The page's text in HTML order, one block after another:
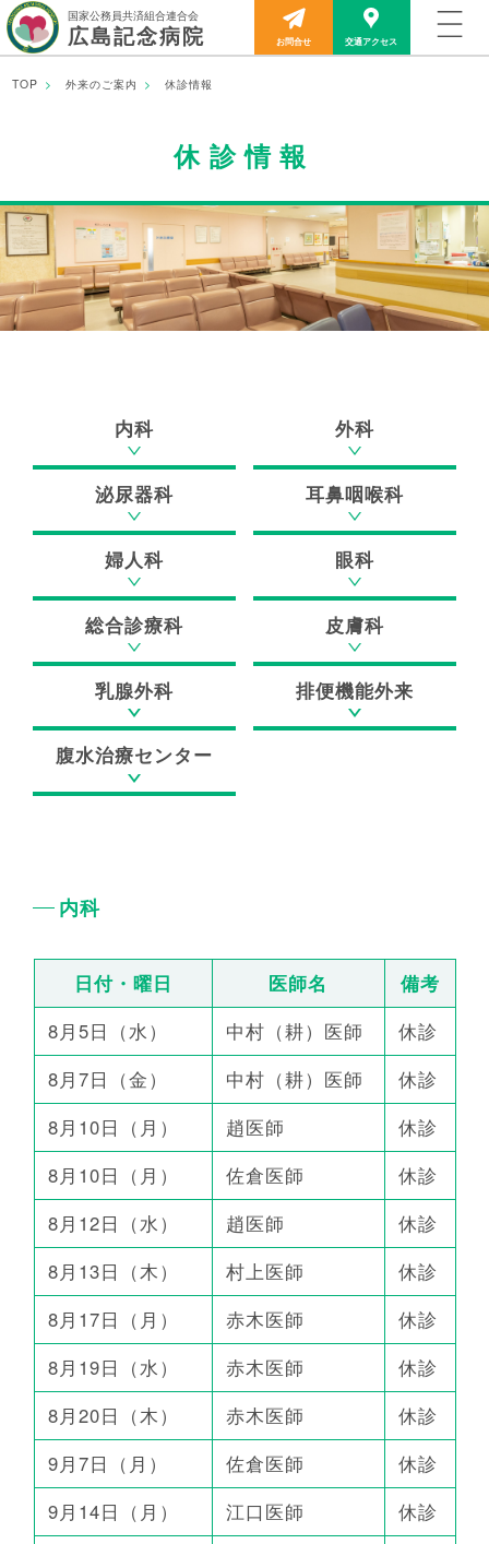
国家公務員共済組合連合会
広島記念病院 お問合せ 交通アクセス
外来のご案内
診療部門
医療関係者の方へ
よくある質問 フロアマップ
採用情報
広報誌 YouTube
当院のがん診療
広島記念病院の特色
TOP 外来のご案内 休診情報
休診情報
内科 外科
泌尿器科 耳鼻咽喉科
婦人科 眼科
総合診療科 皮膚科
乳腺外科 排便機能外来
腹水治療センター
内科
日付・曜日 医師名
備考
8月5日（水）
中村（耕）医師
休診
8月7日（金）
中村（耕）医師
休診
8月10日（月）
趙医師
休診
8月10日（月）
佐倉医師
休診
8月12日（水）
趙医師
休診
8月13日（木）
村上医師
休診
8月17日（月）
赤木医師
休診
8月19日（水）
赤木医師
休診
8月20日（木）
赤木医師
休診
9月7日（月）
佐倉医師
休診
9月14日（月）
江口医師
休診